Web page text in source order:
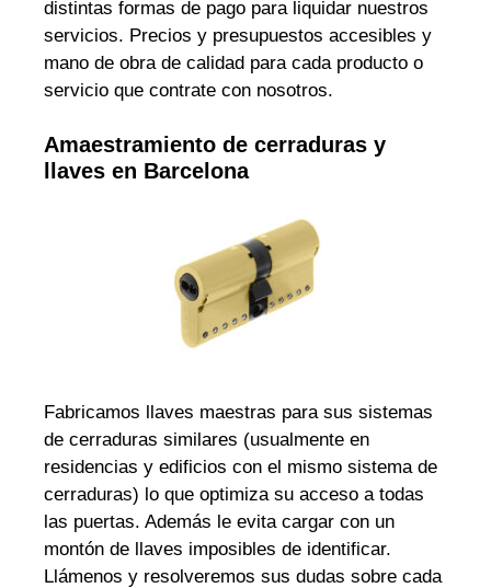
distintas formas de pago para liquidar nuestros
servicios. Precios y presupuestos accesibles y
mano de obra de calidad para cada producto o
servicio que contrate con nosotros.
Amaestramiento de cerraduras y
llaves en Barcelona
Fabricamos llaves maestras para sus sistemas
de cerraduras similares (usualmente en
residencias y edificios con el mismo sistema de
cerraduras) lo que optimiza su acceso a todas
las puertas. Además le evita cargar con un
montón de llaves imposibles de identificar.
Llámenos y resolveremos sus dudas sobre cada